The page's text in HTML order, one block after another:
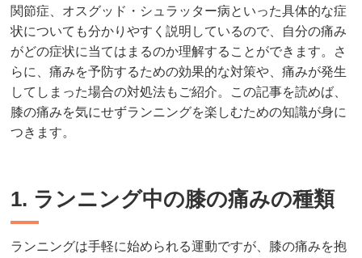
関節症、オスグッド・シュラッター病といった具体的な症
状についても分かりやすく説明しているので、自分の痛み
がどの症状に当てはまるのか理解することができます。さ
らに、痛みを予防するための効果的な対策や、痛みが発生
してしまった場合の対処法もご紹介。この記事を読めば、
膝の痛みを気にせずランニングを楽しむための知識が身に
つきます。
1. ランニング中の膝の痛みの種類
ランニングは手軽に始められる運動ですが、膝の痛みを抱